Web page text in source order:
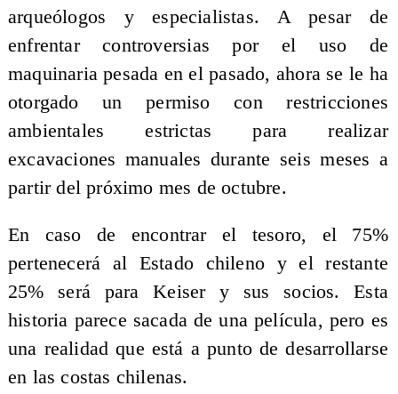
arqueólogos y especialistas. A pesar de
enfrentar controversias por el uso de
maquinaria pesada en el pasado, ahora se le ha
otorgado un permiso con restricciones
ambientales estrictas para realizar
excavaciones manuales durante seis meses a
partir del próximo mes de octubre.
En caso de encontrar el tesoro, el 75%
pertenecerá al Estado chileno y el restante
25% será para Keiser y sus socios. Esta
historia parece sacada de una película, pero es
una realidad que está a punto de desarrollarse
en las costas chilenas.